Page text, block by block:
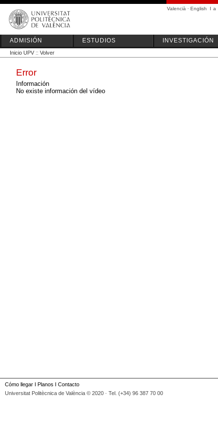
Valencià · English I a
ADMISIÓN ESTUDIOS INVESTIGACIÓN
Inicio UPV :: Volver
Error
Información
No existe información del vídeo
Cómo llegar I Planos I Contacto
Universitat Politècnica de València © 2020 · Tel. (+34) 96 387 70 00